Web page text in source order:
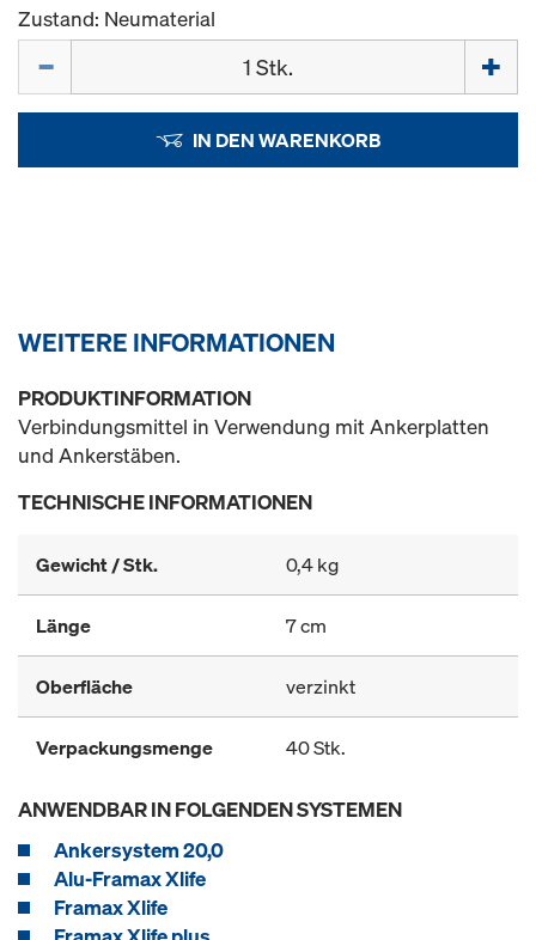
Zustand: Neumaterial
IN DEN WARENKORB
WEITERE INFORMATIONEN
PRODUKTINFORMATION
Verbindungsmittel in Verwendung mit Ankerplatten
und Ankerstäben.
TECHNISCHE INFORMATIONEN
Gewicht / Stk. 0,4 kg
Länge 7 cm
Oberfläche verzinkt
Verpackungsmenge 40 Stk.
ANWENDBAR IN FOLGENDEN SYSTEMEN
Ankersystem 20,0
Alu-Framax Xlife
Framax Xlife